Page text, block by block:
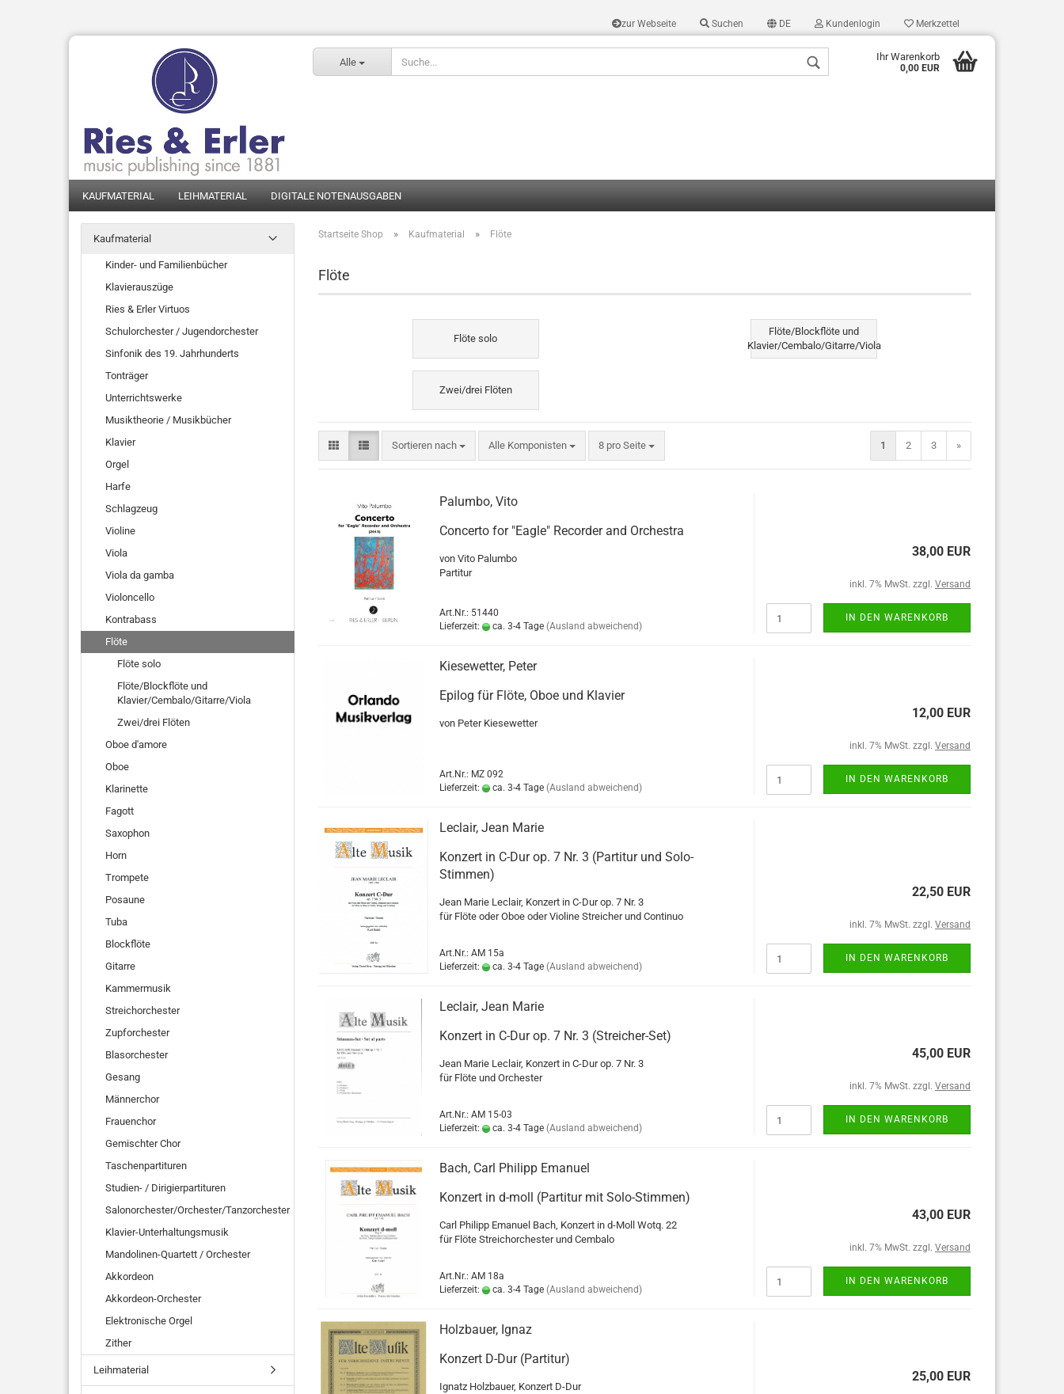
zur Webseite Suchen DE Kundenlogin Merkzettel
Alle Ihr Warenkorb
0,00 EUR
KAUFMATERIAL LEIHMATERIAL DIGITALE NOTENAUSGABEN
Startseite Shop » Kaufmaterial » Flöte
Flöte
Flöte solo
Flöte/Blockflöte und
Klavier/Cembalo/Gitarre/Viola
Zwei/drei Flöten
Sortieren nach Alle Komponisten 8 pro Seite 1 2 3 »
Palumbo, Vito
Concerto for "Eagle" Recorder and Orchestra
von Vito Palumbo
Partitur
Art.Nr.: 51440
Lieferzeit:
ca. 3-4 Tage (Ausland abweichend)
38,00 EUR
inkl. 7% MwSt. zzgl. Versand
IN DEN WARENKORB
Kiesewetter, Peter
Epilog für Flöte, Oboe und Klavier
von Peter Kiesewetter
Art.Nr.: MZ 092
Lieferzeit:
ca. 3-4 Tage (Ausland abweichend)
12,00 EUR
inkl. 7% MwSt. zzgl. Versand
IN DEN WARENKORB
Leclair, Jean Marie
Konzert in C-Dur op. 7 Nr. 3 (Partitur und Solo-
Stimmen)
Jean Marie Leclair, Konzert in C-Dur op. 7 Nr. 3
für Flöte oder Oboe oder Violine Streicher und Continuo
Art.Nr.: AM 15a
Lieferzeit:
ca. 3-4 Tage (Ausland abweichend)
22,50 EUR
inkl. 7% MwSt. zzgl. Versand
IN DEN WARENKORB
Leclair, Jean Marie
Konzert in C-Dur op. 7 Nr. 3 (Streicher-Set)
Jean Marie Leclair, Konzert in C-Dur op. 7 Nr. 3
für Flöte und Orchester
Art.Nr.: AM 15-03
Lieferzeit:
ca. 3-4 Tage (Ausland abweichend)
45,00 EUR
inkl. 7% MwSt. zzgl. Versand
IN DEN WARENKORB
Bach, Carl Philipp Emanuel
Konzert in d-moll (Partitur mit Solo-Stimmen)
Carl Philipp Emanuel Bach, Konzert in d-Moll Wotq. 22
für Flöte Streichorchester und Cembalo
Art.Nr.: AM 18a
Lieferzeit:
ca. 3-4 Tage (Ausland abweichend)
43,00 EUR
inkl. 7% MwSt. zzgl. Versand
IN DEN WARENKORB
Holzbauer, Ignaz
Konzert D-Dur (Partitur)
Ignatz Holzbauer, Konzert D-Dur
25,00 EUR
Kaufmaterial
Kinder- und Familienbücher
Klavierauszüge
Ries & Erler Virtuos
Schulorchester / Jugendorchester
Sinfonik des 19. Jahrhunderts
Tonträger
Unterrichtswerke
Musiktheorie / Musikbücher
Klavier
Orgel
Harfe
Schlagzeug
Violine
Viola
Viola da gamba
Violoncello
Kontrabass
Flöte
Flöte solo
Flöte/Blockflöte und
Klavier/Cembalo/Gitarre/Viola
Zwei/drei Flöten
Oboe d'amore
Oboe
Klarinette
Fagott
Saxophon
Horn
Trompete
Posaune
Tuba
Blockflöte
Gitarre
Kammermusik
Streichorchester
Zupforchester
Blasorchester
Gesang
Männerchor
Frauenchor
Gemischter Chor
Taschenpartituren
Studien- / Dirigierpartituren
Salonorchester/Orchester/Tanzorchester
Klavier-Unterhaltungsmusik
Mandolinen-Quartett / Orchester
Akkordeon
Akkordeon-Orchester
Elektronische Orgel
Zither
Leihmaterial